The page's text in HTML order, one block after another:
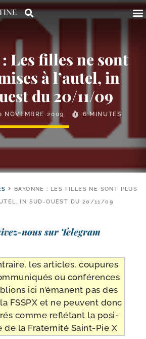
Les filles ne sont
à l’autel, in
du 20/​11/​09
NOVEMBRE 2009 6 MINUTES
BAYONNE : LES FILLES NE SONT PLUS
IN SUD-OUEST DU 20/11/09
nous sur Telegram
les articles, cou­pures
ou confé­rences
ici n’é­manent pas des
FSSPX et ne peuvent donc
comme reflé­tant la posi­
de la Fraternité Saint-​Pie X